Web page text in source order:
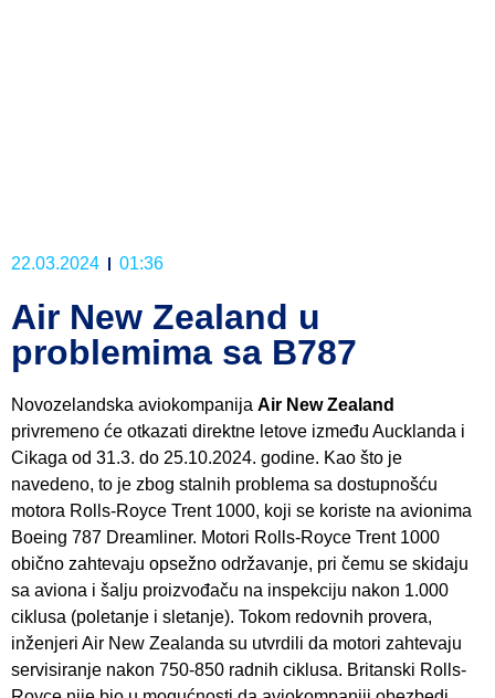
22.03.2024 01:36
Air New Zealand u
problemima sa B787
Novozelandska aviokompanija Air New Zealand
privremeno će otkazati direktne letove između Aucklanda i
Cikaga od 31.3. do 25.10.2024. godine. Kao što je
navedeno, to je zbog stalnih problema sa dostupnošću
motora Rolls-Royce Trent 1000, koji se koriste na avionima
Boeing 787 Dreamliner. Motori Rolls-Royce Trent 1000
obično zahtevaju opsežno održavanje, pri čemu se skidaju
sa aviona i šalju proizvođaču na inspekciju nakon 1.000
ciklusa (poletanje i sletanje). Tokom redovnih provera,
inženjeri Air New Zealanda su utvrdili da motori zahtevaju
servisiranje nakon 750-850 radnih ciklusa. Britanski Rolls-